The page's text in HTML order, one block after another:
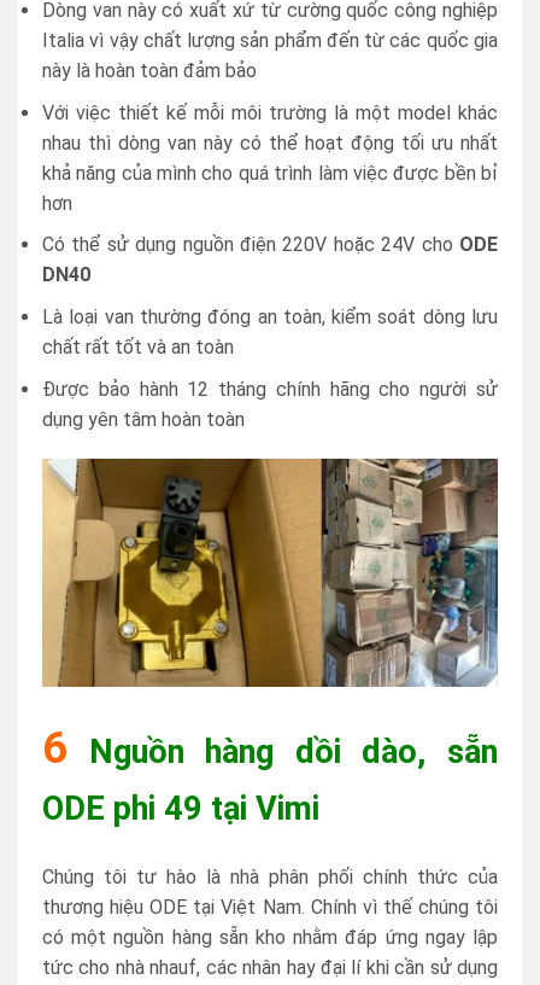
Dòng van này có xuất xứ từ cường quốc công nghiệp
Italia vì vậy chất lượng sản phẩm đến từ các quốc gia
này là hoàn toàn đảm bảo
Với việc thiết kế mỗi môi trường là một model khác
nhau thì dòng van này có thể hoạt động tối ưu nhất
khả năng của mình cho quá trình làm việc được bền bỉ
hơn
Có thể sử dụng nguồn điện 220V hoặc 24V cho ODE
DN40
Là loại van thường đóng an toàn, kiểm soát dòng lưu
chất rất tốt và an toàn
Được bảo hành 12 tháng chính hãng cho người sử
dụng yên tâm hoàn toàn
6
Nguồn hàng dồi dào, sẵn
ODE phi 49 tại Vimi
Chúng tôi tư hào là nhà phân phối chính thức của
thương hiệu ODE tại Việt Nam. Chính vì thế chúng tôi
có một nguồn hàng sẵn kho nhằm đáp ứng ngay lập
tức cho nhà nhauf, các nhân hay đại lí khi cần sử dụng